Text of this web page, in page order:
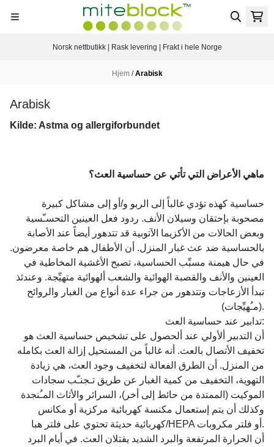
Hopp til innhold
Norsk nettbutikk | Rask levering | Frakt i hele Norge
Hjem /Arabisk
Arabisk
Kilde: Astma og allergiforbundet
ماهي الأعراض التي تأتي عن حساسية العث؟
حساسية كهذه تؤدي غالباً إلى الربو و/أو إلى مشاكل كبيرة
مصحوبة بإحتقان وسيلان الأنف. ردود فعل العينين التحسـّسية
وبعض الحالات من الأكزيما الآتوبية قد تتدهور أيضاً عند الأصابة
بالحساسية ضد عث غبار المنزل. أن الأطفال هم خاصة معرضون.
في حال هيمنة مسبِّب الحساسية، تصبح الأغشية المخاطية في
العينين والأنف والقصبة الهوائية والشعب ألهوائية متهيِّجة. وعندئذ
تبدأ الأزعاجات وتتدهور من جراء عدة أنواع من الغبار والروائح
(مـُهيِّجات).
تدابير عند حساسية العث:
أن التدبير ألأولي عند ألحصول على تشخيص حساسية العث هو
تخفيف الأتصال بالعث. أنه غالباً من المستحيل إزالة العث بكامله
من المنزل. أن الطرق الفعالة لتخفيف وجود العث، هي زيادة
التهوية، التخفيف من كمية الغبار عن طريق تـجنـّب سجادات
الموكيت (الممتدة من حائط إلى أخر)، السرائر والأثاث المـُنجدة
وكذلك أن يتم إستعمال مكنسة كهربائية مركزية أو مكانس
كهربائية حديثة تحتوي على فلتر هبا/HEPA أو فلتر مكروبات.
أن الحرارة المرتفعة والبرد الشديد يقتلان العث. في أيام البرد